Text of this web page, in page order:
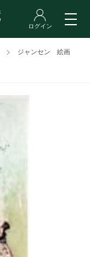
ジャンセン 絵画